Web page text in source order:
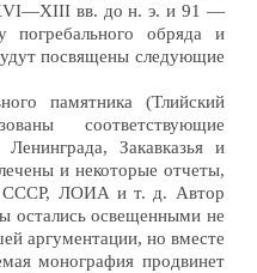
вв. до н. э. и 91 —
обряда и
посвящены следующие
памятника (Тлийский
соответствующие
Закавказья и
и некоторые отчеты,
СССР, ЛОИА и т. д. Автор
остались освещенными не
аргументации, но вместе
монография продвинет